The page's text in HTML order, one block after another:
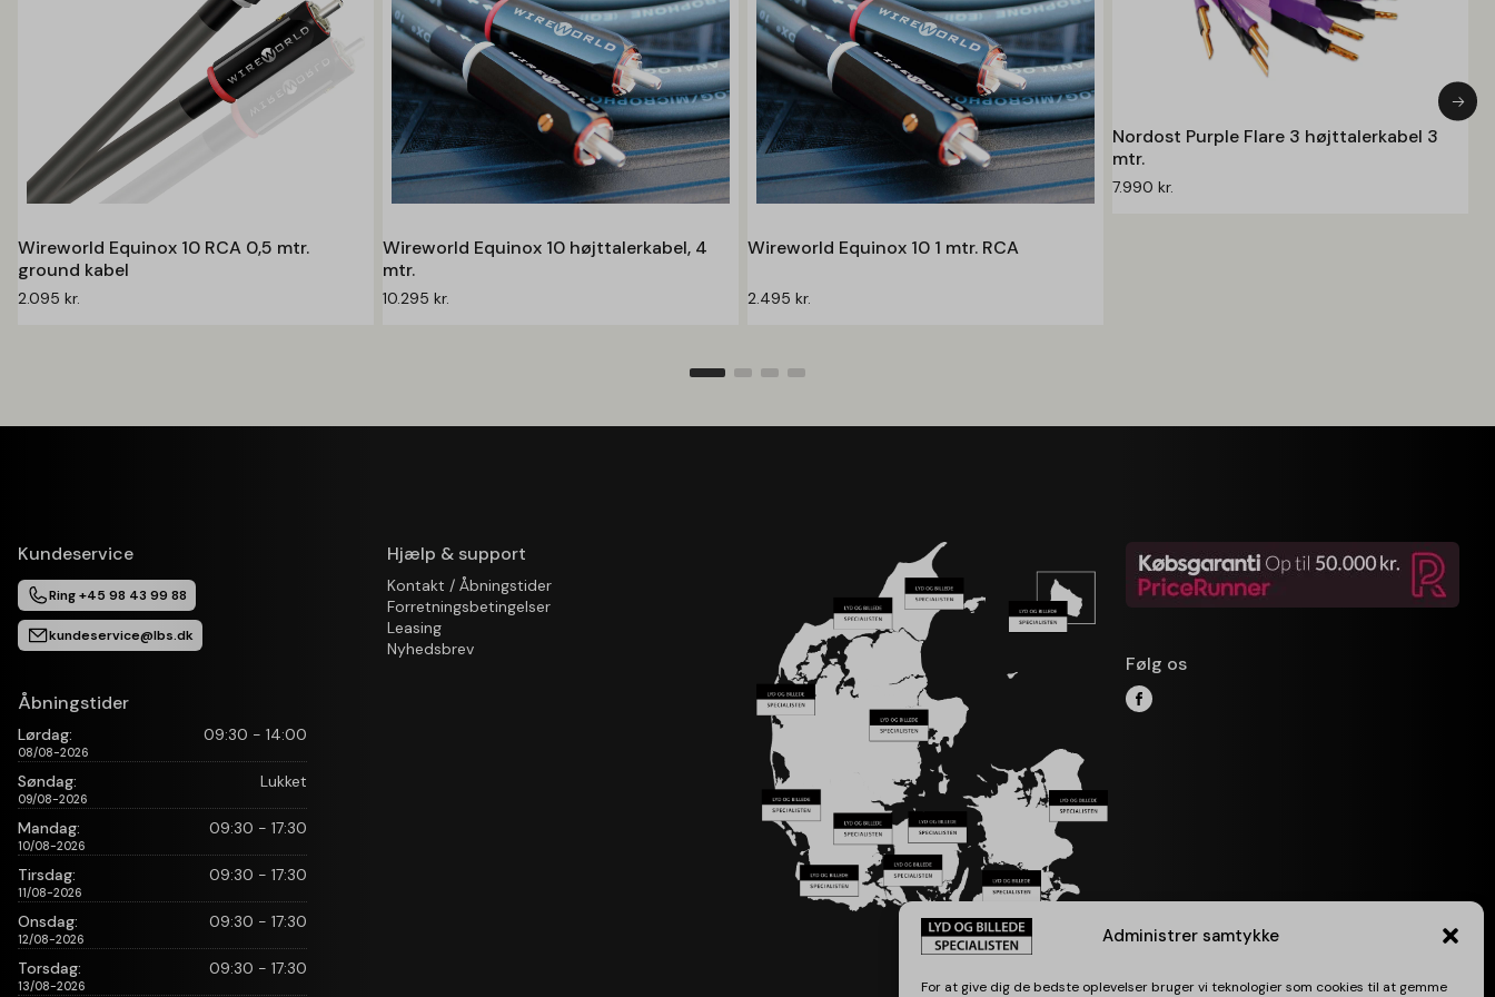
Administrer samtykke
For at give dig de bedste oplevelser bruger vi teknologier som cookies til at gemme
Wireworld Equinox 10 RCA 0,5 mtr.
ground kabel
2.095 kr.
Wireworld Equinox 10 højttalerkabel, 4
mtr.
10.295 kr.
Wireworld Equinox 10 1 mtr. RCA
2.495 kr.
Nordost Purple Flare 3 højttalerkabel 3
mtr.
7.990 kr.
Kundeservice
Ring +45 98 43 99 88
kundeservice@lbs.dk
Åbningstider
Lørdag:
08/08-2026
09:30 - 14:00
Søndag:
09/08-2026
Lukket
Mandag:
10/08-2026
09:30 - 17:30
Tirsdag:
11/08-2026
09:30 - 17:30
Onsdag:
12/08-2026
09:30 - 17:30
Torsdag:
13/08-2026
09:30 - 17:30
Hjælp & support
Kontakt / Åbningstider
Forretningsbetingelser
Leasing
Nyhedsbrev
Følg os